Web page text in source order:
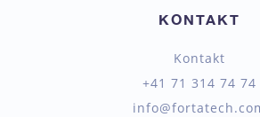
KONTAKT
Kontakt
+41 71 314 74 74